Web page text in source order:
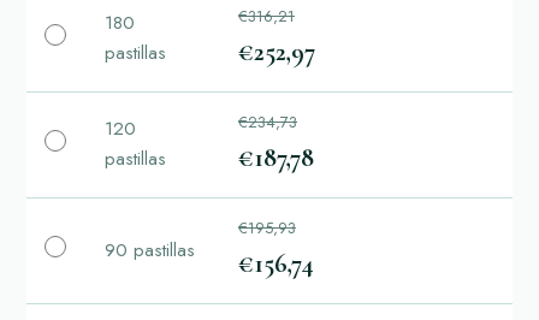
180
pastillas
€316,21
€252,97
120
pastillas
€234,73
€187,78
90 pastillas
€195,93
€156,74